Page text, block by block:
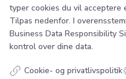
Se hvor
Play
Video
typer cookies du vil acceptere
Tilpas nedenfor. I
Business Data Responsibility
kontrol over dine data.
Cookie- og privatlivspolitik